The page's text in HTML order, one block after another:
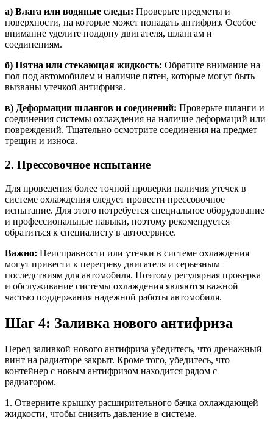
а) Влага или водяные следы: Проверьте предметы и
поверхности, на которые может попадать антифриз. Особое
внимание уделите поддону двигателя, шлангам и
соединениям.
б) Пятна или стекающая жидкость: Обратите внимание на
пол под автомобилем и наличие пятен, которые могут быть
вызваны утечкой антифриза.
в) Деформации шлангов и соединений: Проверьте шланги и
соединения системы охлаждения на наличие деформаций или
повреждений. Тщательно осмотрите соединения на предмет
трещин и износа.
2. Прессовочное испытание
Для проведения более точной проверки наличия утечек в
системе охлаждения следует провести прессовочное
испытание. Для этого потребуется специальное оборудование
и профессиональные навыки, поэтому рекомендуется
обратиться к специалисту в автосервисе.
Важно: Неисправности или утечки в системе охлаждения
могут привести к перегреву двигателя и серьезным
последствиям для автомобиля. Поэтому регулярная проверка
и обслуживание системы охлаждения являются важной
частью поддержания надежной работы автомобиля.
Шаг 4: Заливка нового антифриза
Перед заливкой нового антифриза убедитесь, что дренажный
винт на радиаторе закрыт. Кроме того, убедитесь, что
контейнер с новым антифризом находится рядом с
радиатором.
1. Отверните крышку расширительного бачка охлаждающей
жидкости, чтобы снизить давление в системе.